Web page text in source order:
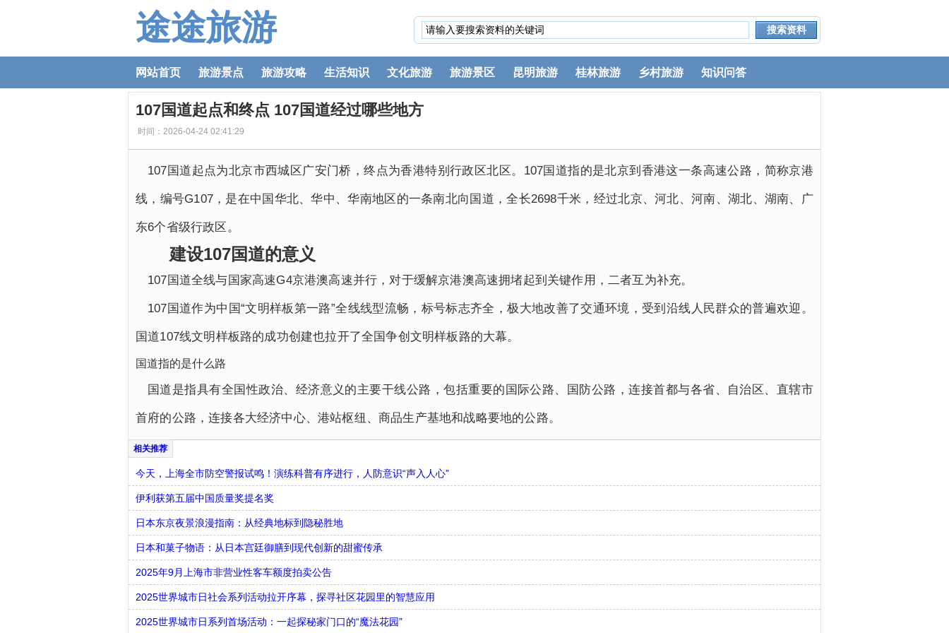
途途旅游
网站首页 旅游景点 旅游攻略 生活知识 文化旅游 旅游景区 昆明旅游 桂林旅游 乡村旅游 知识问答
107国道起点和终点 107国道经过哪些地方
时间：2026-04-24 02:41:29
107国道起点为北京市西城区广安门桥，终点为香港特别行政区北区。107国道指的是北京到香港这一条高速公路，简称京港
线，编号G107，是在中国华北、华中、华南地区的一条南北向国道，全长2698千米，经过北京、河北、河南、湖北、湖南、广
东6个省级行政区。
建设107国道的意义
107国道全线与国家高速G4京港澳高速并行，对于缓解京港澳高速拥堵起到关键作用，二者互为补充。
107国道作为中国“文明样板第一路”全线线型流畅，标号标志齐全，极大地改善了交通环境，受到沿线人民群众的普遍欢迎。
国道107线文明样板路的成功创建也拉开了全国争创文明样板路的大幕。
国道指的是什么路
国道是指具有全国性政治、经济意义的主要干线公路，包括重要的国际公路、国防公路，连接首都与各省、自治区、直辖市
首府的公路，连接各大经济中心、港站枢纽、商品生产基地和战略要地的公路。
今天，上海全市防空警报试鸣！演练科普有序进行，人防意识“声入人心”
伊利获第五届中国质量奖提名奖
日本东京夜景浪漫指南：从经典地标到隐秘胜地
日本和菓子物语：从日本宫廷御膳到现代创新的甜蜜传承
2025年9月上海市非营业性客车额度拍卖公告
2025世界城市日社会系列活动拉开序幕，探寻社区花园里的智慧应用
2025世界城市日系列首场活动：一起探秘家门口的“魔法花园”